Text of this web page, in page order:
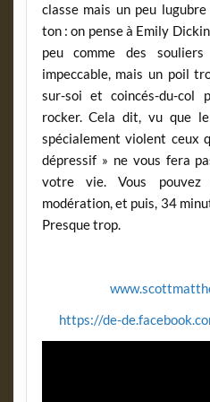
classe mais un peu
ton : on pense à Emily
peu comme des
impeccable, mais un poil
sur-soi et coincés-du-col
rocker. Cela dit, vu que
spécialement violent ceux
dépressif » ne vous fera
votre vie. Vous pouvez
modération, et puis, 34
Presque trop.
https://de-